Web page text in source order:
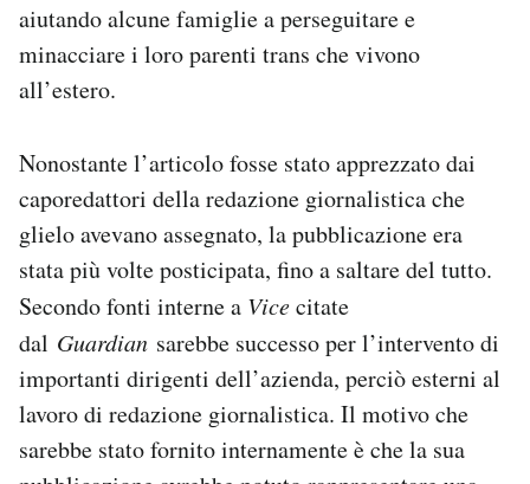
aiutando alcune famiglie a perseguitare e
minacciare i loro parenti trans che vivono
all’estero.
Nonostante l’articolo fosse stato apprezzato dai
caporedattori della redazione giornalistica che
glielo avevano assegnato, la pubblicazione era
stata più volte posticipata, fino a saltare del tutto.
Secondo fonti interne a Vicecitate
dal Guardian sarebbe successo per l’intervento di
importanti dirigenti dell’azienda, perciò esterni al
lavoro di redazione giornalistica. Il motivo che
sarebbe stato fornito internamente è che la sua